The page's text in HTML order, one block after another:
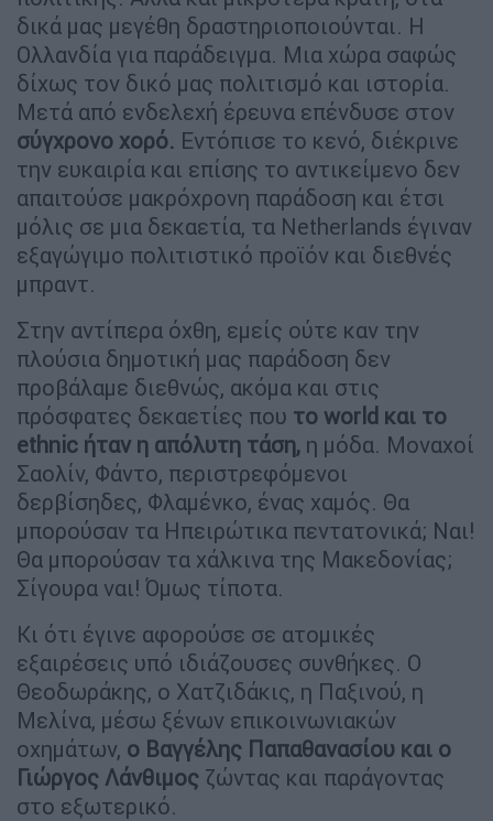
δικά μας μεγέθη δραστηριοποιούνται. Η
Ολλανδία για παράδειγμα. Μια χώρα σαφώς
δίχως τον δικό μας πολιτισμό και ιστορία.
Μετά από ενδελεχή έρευνα επένδυσε στον
σύγχρονο χορό. Εντόπισε το κενό, διέκρινε
την ευκαιρία και επίσης το αντικείμενο δεν
απαιτούσε μακρόχρονη παράδοση και έτσι
μόλις σε μια δεκαετία, τα Netherlands έγιναν
εξαγώγιμο πολιτιστικό προϊόν και διεθνές
μπραντ.
Στην αντίπερα όχθη, εμείς ούτε καν την
πλούσια δημοτική μας παράδοση δεν
προβάλαμε διεθνώς, ακόμα και στις
πρόσφατες δεκαετίες που το world και το
ethnic ήταν η απόλυτη τάση, η μόδα. Μοναχοί
Σαολίν, Φάντο, περιστρεφόμενοι
δερβίσηδες, Φλαμένκο, ένας χαμός. Θα
μπορούσαν τα Ηπειρώτικα πεντατονικά; Ναι!
Θα μπορούσαν τα χάλκινα της Μακεδονίας;
Σίγουρα ναι! Όμως τίποτα.
Κι ότι έγινε αφορούσε σε ατομικές
εξαιρέσεις υπό ιδιάζουσες συνθήκες. Ο
Θεοδωράκης, ο Χατζιδάκις, η Παξινού, η
Μελίνα, μέσω ξένων επικοινωνιακών
οχημάτων, ο Βαγγέλης Παπαθανασίου και ο
Γιώργος Λάνθιμος ζώντας και παράγοντας
στο εξωτερικό.